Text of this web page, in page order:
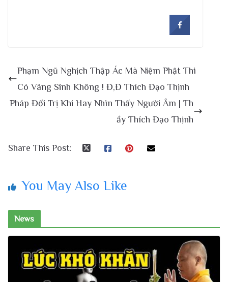
Phạm Ngũ Nghịch Thập Ác Mà Niệm Phật Thì
Có Vãng Sinh Không ! Đ,Đ Thích Đạo Thịnh
Pháp Đối Trị Khi Hay Nhìn Thấy Người Âm | Th
ầy Thích Đạo Thịnh
Share This Post:
You May Also Like